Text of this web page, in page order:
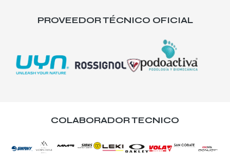
PROVEEDOR TÉCNICO OFICIAL
COLABORADOR TECNICO